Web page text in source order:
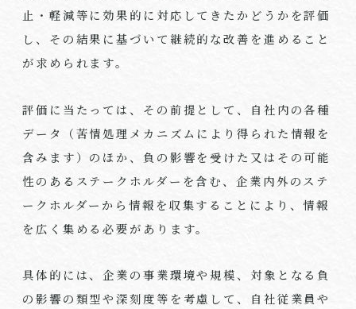
止・軽減等に効果的に対応してきたかどうかを評価
し、その結果に基づいて継続的な改善を進めること
が求められます。
評価に当たっては、その前提として、自社内の各種
データ（苦情処理メカニズムにより得られた情報を
含みます）のほか、負の影響を受けた又はその可能
性のあるステークホルダーを含む、企業内外のステ
ークホルダーから情報を収集することにより、情報
を広く集める必要があります。
具体的には、企業の事業環境や規模、対象となる負
の影響の類型や深刻度等を考慮して、自社従業員や